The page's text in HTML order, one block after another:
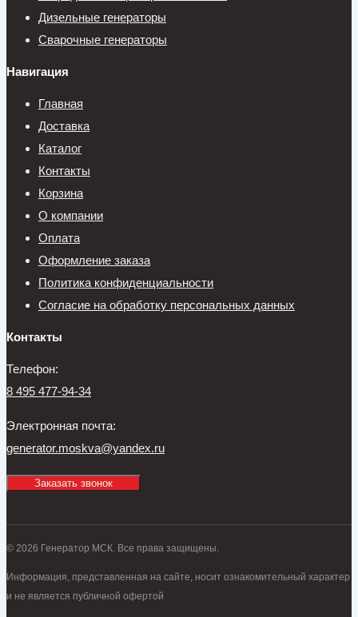
Дизельные генераторы
Сварочные генераторы
Навигация
Главная
Доставка
Каталог
Контакты
Корзина
О компании
Оплата
Оформление заказа
Политика конфиденциальности
Согласие на обработку персональных данных
Контакты
Телефон:
8 495 477-94-34
Электронная почта:
generator.moskva@yandex.ru
Заказать звонок
© 2026 Генератор МСК. Все права защищены.
Информация, представленная на сайте, носит ознакомительный характер
и не является публичной офертой